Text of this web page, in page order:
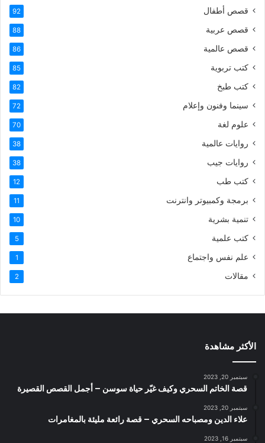
قصص أطفال 92
قصص عربية 88
قصص عالمية 86
كتب تربوية 85
كتب طبخ 82
سينما وفنون وإعلام 72
علوم لغة 70
روايات عالمية 38
روايات جيب 38
كتب طب 12
برمجة وكمبيوتر وانترنت 11
تنمية بشرية 10
كتب علمية 5
علم نفس واجتماع 1
مقالات 2
الأكثر مشاهدة
سبتمبر 20, 2023
قصة الخاتم السحري وكيف غيّر حياة سوسن – أجمل القصص القصيرة
سبتمبر 20, 2023
علاء الدين ومصباحه السحري – قصة رائعة مليئة بالمغامرات
سبتمبر 16, 2023